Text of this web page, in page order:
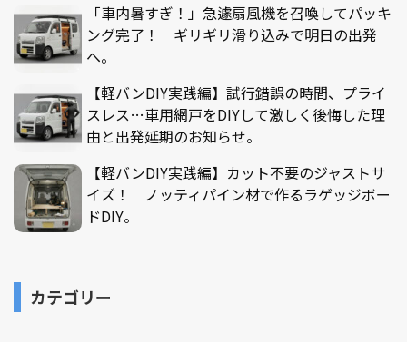
「車内暑すぎ！」急遽扇風機を召喚してパッキ
ング完了！ ギリギリ滑り込みで明日の出発
へ。
【軽バンDIY実践編】試行錯誤の時間、プライ
スレス…車用網戸をDIYして激しく後悔した理
由と出発延期のお知らせ。
【軽バンDIY実践編】カット不要のジャストサ
イズ！ ノッティパイン材で作るラゲッジボー
ドDIY。
カテゴリー